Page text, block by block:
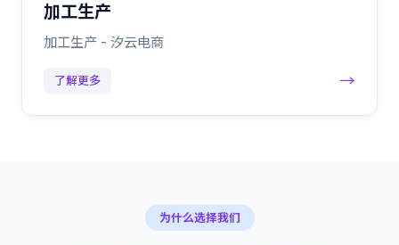
加工生产
加工生产 - 汐云电商
了解更多 →
为什么选择我们